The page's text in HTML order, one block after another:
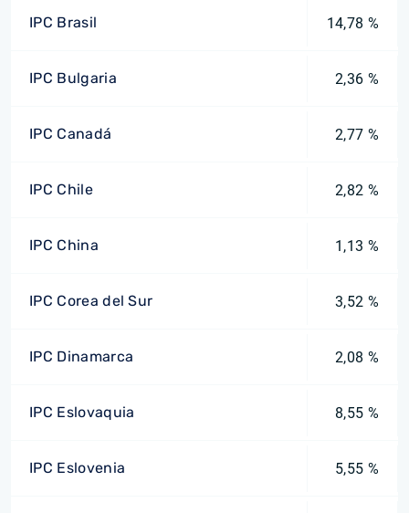
IPC Brasil 14,78 %
IPC Bulgaria 2,36 %
IPC Canadá 2,77 %
IPC Chile 2,82 %
IPC China 1,13 %
IPC Corea del Sur 3,52 %
IPC Dinamarca 2,08 %
IPC Eslovaquia 8,55 %
IPC Eslovenia 5,55 %